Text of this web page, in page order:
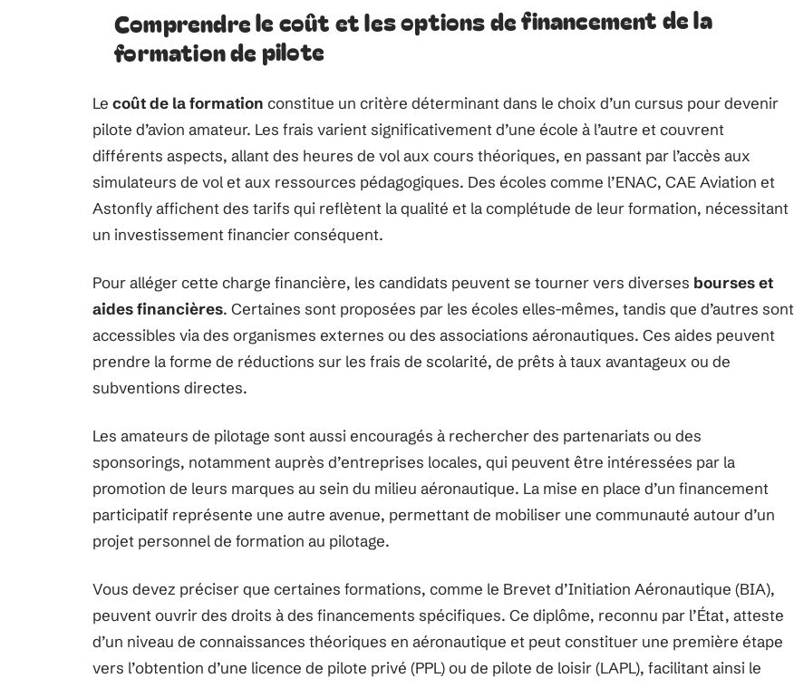
Comprendre le coût et les options de financement de la
formation de pilote
Le coût de la formation constitue un critère déterminant dans le choix d’un cursus pour devenir
pilote d’avion amateur. Les frais varient significativement d’une école à l’autre et couvrent
différents aspects, allant des heures de vol aux cours théoriques, en passant par l’accès aux
simulateurs de vol et aux ressources pédagogiques. Des écoles comme l’ENAC, CAE Aviation et
Astonfly affichent des tarifs qui reflètent la qualité et la complétude de leur formation, nécessitant
un investissement financier conséquent.
Pour alléger cette charge financière, les candidats peuvent se tourner vers diverses bourses et
aides financières. Certaines sont proposées par les écoles elles-mêmes, tandis que d’autres sont
accessibles via des organismes externes ou des associations aéronautiques. Ces aides peuvent
prendre la forme de réductions sur les frais de scolarité, de prêts à taux avantageux ou de
subventions directes.
Les amateurs de pilotage sont aussi encouragés à rechercher des partenariats ou des
sponsorings, notamment auprès d’entreprises locales, qui peuvent être intéressées par la
promotion de leurs marques au sein du milieu aéronautique. La mise en place d’un financement
participatif représente une autre avenue, permettant de mobiliser une communauté autour d’un
projet personnel de formation au pilotage.
Vous devez préciser que certaines formations, comme le Brevet d’Initiation Aéronautique (BIA),
peuvent ouvrir des droits à des financements spécifiques. Ce diplôme, reconnu par l’État, atteste
d’un niveau de connaissances théoriques en aéronautique et peut constituer une première étape
vers l’obtention d’une licence de pilote privé (PPL) ou de pilote de loisir (LAPL), facilitant ainsi le